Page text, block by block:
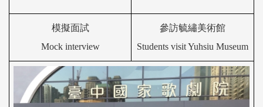
模擬面試
Mock interview
參訪毓繡美術館
Students visitYuhsiu Museum